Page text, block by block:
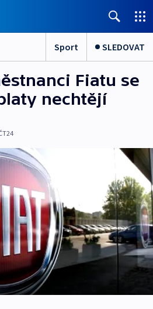
Sport SLEDOVAT
Fiatu se
nechtějí